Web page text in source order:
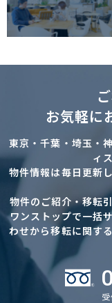
お気軽に
東京・千葉・埼玉・
ィ
物件情報は毎日更新
物件のご紹介・移転
ワンストップで一括
わせから移転に関す